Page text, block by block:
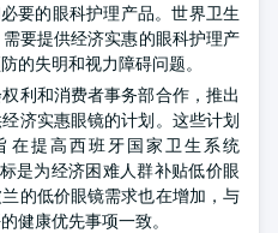
要的眼科护理产品。世界卫生
要提供经济实惠的眼科护理产
的失明和视力障碍问题。
利和消费者事务部合作，推出
济实惠眼镜的计划。这些计划
在提高西班牙国家卫生系统
标是为经济困难人群补贴低价眼
的低价眼镜需求也在增加，与
健康优先事项一致。